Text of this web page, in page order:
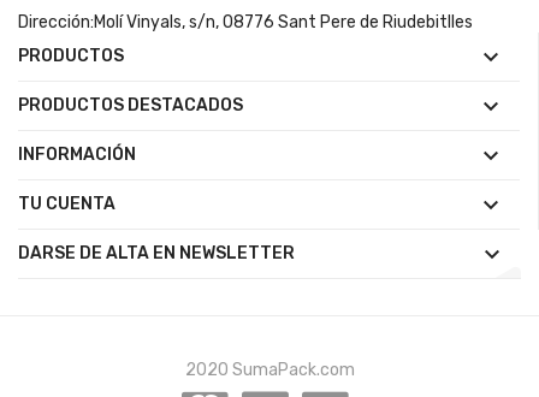
Dirección:Molí Vinyals, s/n, 08776 Sant Pere de Riudebitlles
PRODUCTOS

PRODUCTOS DESTACADOS 
INFORMACIÓN 
TU CUENTA 
DARSE DE ALTA EN NEWSLETTER 
2020 SumaPack.com